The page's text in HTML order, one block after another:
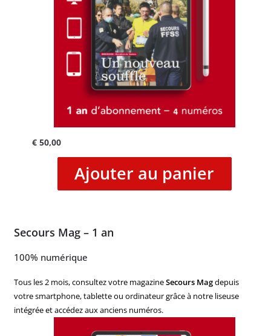
€50,00
Ajouter au panier
Secours Mag – 1 an
100% numérique
Tous les 2 mois, consultez votre magazineSecours Magdepuis
votre smartphone, tablette ou ordinateur grâce à notre liseuse
intégrée et accédez aux anciens numéros.